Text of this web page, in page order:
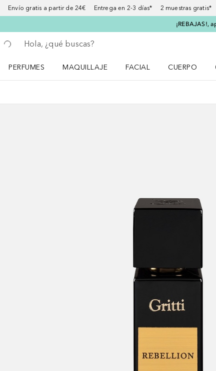
Envío gratis a partir de 24€ Entrega en 2-3 días* 2 muestras gratis*
¡REBAJAS!,
Regresar
Ejecutar búsqueda
PERFUMES
MAQUILLAJE
FACIAL
CUERPO